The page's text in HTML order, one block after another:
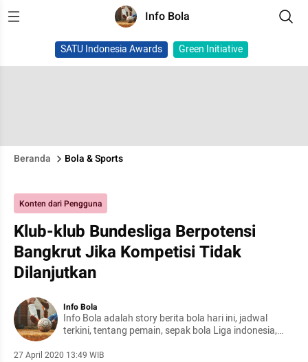
Info Bola
SATU Indonesia Awards Green Initiative
Beranda Bola & Sports
Konten dari Pengguna
Klub-klub Bundesliga Berpotensi
Bangkrut Jika Kompetisi Tidak
Dilanjutkan
Info Bola
Info Bola adalah story berita bola hari ini, jadwal
terkini, tentang pemain, sepak bola Liga indonesia,
27 April 2020 13:49 WIB